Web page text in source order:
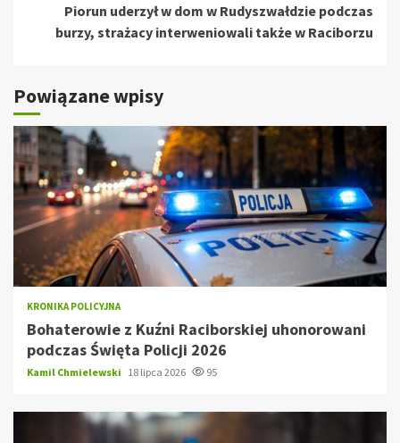
Piorun uderzył w dom w Rudyszwałdzie podczas
burzy, strażacy interweniowali także w Raciborzu
Powiązane wpisy
KRONIKA POLICYJNA
Bohaterowie z Kuźni Raciborskiej uhonorowani
podczas Święta Policji 2026
Kamil Chmielewski 18 lipca 2026 95